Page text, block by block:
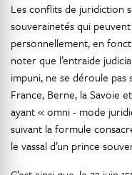
Les conflits de juridiction
souverainetés qui
personnellement, en
noter que l’entraide
impuni, ne se déroule
France, Berne, la Savoie
ayant « omni - mode
suivant la formule
le vassal d’un prince